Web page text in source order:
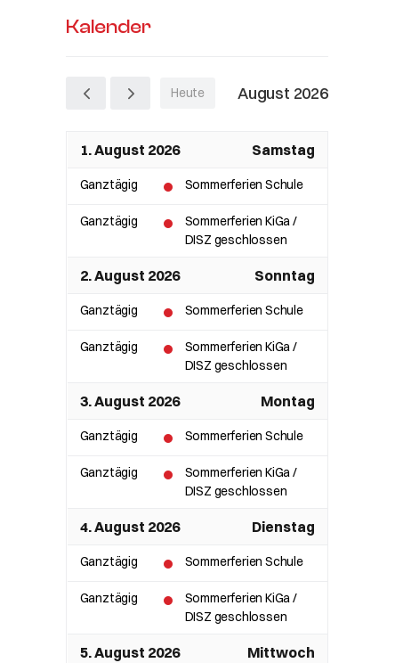
Kalender
Heute August 2026
1. August 2026 Samstag
Ganztägig Sommerferien Schule
Ganztägig
Sommerferien KiGa /
DISZ geschlossen
2. August 2026 Sonntag
Ganztägig Sommerferien Schule
Ganztägig
Sommerferien KiGa /
DISZ geschlossen
3. August 2026 Montag
Ganztägig Sommerferien Schule
Ganztägig
Sommerferien KiGa /
DISZ geschlossen
4. August 2026 Dienstag
Ganztägig Sommerferien Schule
Ganztägig
Sommerferien KiGa /
DISZ geschlossen
5. August 2026 Mittwoch